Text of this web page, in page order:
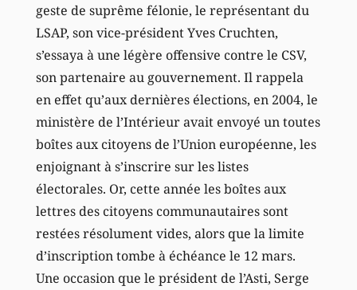
geste de suprême félonie, le représentant du
LSAP, son vice-président Yves Cruchten,
s’essaya à une légère offensive contre le CSV,
son partenaire au gouvernement. Il rappela
en effet qu’aux dernières élections, en 2004, le
ministère de l’Intérieur avait envoyé un toutes
boîtes aux citoyens de l’Union européenne, les
enjoignant à s’inscrire sur les listes
électorales. Or, cette année les boîtes aux
lettres des citoyens communautaires sont
restées résolument vides, alors que la limite
d’inscription tombe à échéance le 12 mars.
Une occasion que le président de l’Asti, Serge